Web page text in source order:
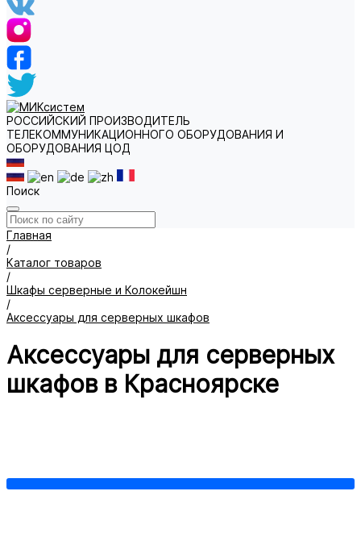
РОССИЙСКИЙ ПРОИЗВОДИТЕЛЬ
ТЕЛЕКОММУНИКАЦИОННОГО ОБОРУДОВАНИЯ И
ОБОРУДОВАНИЯ ЦОД
Поиск
Главная
/
Каталог товаров
/
Шкафы серверные и Колокейшн
/
Аксессуары для серверных шкафов
Аксессуары для серверных
шкафов в Красноярске